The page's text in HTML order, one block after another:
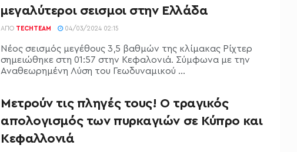
μεγαλύτεροι σεισμοι στην Ελλάδα
ΑΠΌ TECHTEAM 04/03/2024 02:15
Νέος σεισμός μεγέθους 3,5 βαθμών της κλίμακας Ρίχτερ
σημειώθηκε στη 01:57 στην Κεφαλονιά. Σύμφωνα με την
Αναθεωρημένη Λύση του Γεωδυναμικού ...
Μετρούν τις πληγές τους! Ο τραγικός
απολογισμός των πυρκαγιών σε Κύπρο και
Κεφαλλονιά